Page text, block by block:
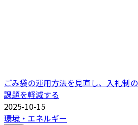
ごみ袋の運用方法を見直し、入札制の
課題を軽減する
2025-10-15
環境・エネルギー